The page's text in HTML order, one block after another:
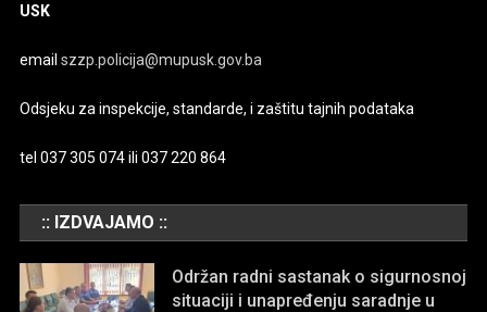
USK
emailszzp.policija@mupusk.gov.ba
Odsjeku za inspekcije, standarde, i zaštitu tajnih podataka
tel 037 305 074 ili 037 220 864
:: IZDVAJAMO ::
Održan radni sastanak o sigurnosnoj
situaciji i unapređenju saradnje u